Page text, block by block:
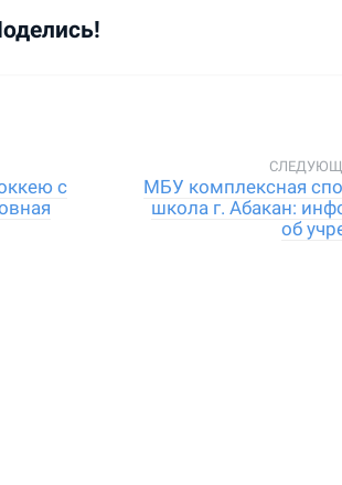
с
МБУ комплексная
школа г. Абакан:
об